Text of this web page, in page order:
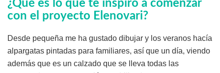
¿Qué es lo que te inspiró a comenzar
con el proyecto Elenovari?
Desde pequeña me ha gustado dibujar y los veranos hacía
alpargatas pintadas para familiares, así que un día, viendo
además que es un calzado que se lleva todas las